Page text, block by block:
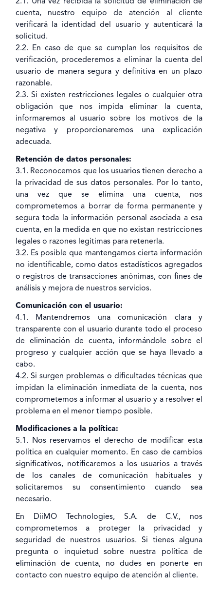
cuenta, nuestro equipo de atención al cliente
verificará la identidad del usuario y autenticará la
solicitud.
2.2. En caso de que se cumplan los requisitos de
verificación, procederemos a eliminar la cuenta del
usuario de manera segura y definitiva en un plazo
razonable.
2.3. Si existen restricciones legales o cualquier otra
obligación que nos impida eliminar la cuenta,
informaremos al usuario sobre los motivos de la
negativa y proporcionaremos una explicación
adecuada.
Retención de datos personales:
3.1. Reconocemos que los usuarios tienen derecho a
la privacidad de sus datos personales. Por lo tanto,
una vez que se elimina una cuenta, nos
comprometemos a borrar de forma permanente y
segura toda la información personal asociada a esa
cuenta, en la medida en que no existan restricciones
legales o razones legítimas para retenerla.
3.2. Es posible que mantengamos cierta información
no identificable, como datos estadísticos agregados
o registros de transacciones anónimas, con fines de
análisis y mejora de nuestros servicios.
Comunicación con el usuario:
4.1. Mantendremos una comunicación clara y
transparente con el usuario durante todo el proceso
de eliminación de cuenta, informándole sobre el
progreso y cualquier acción que se haya llevado a
cabo.
4.2. Si surgen problemas o dificultades técnicas que
impidan la eliminación inmediata de la cuenta, nos
comprometemos a informar al usuario y a resolver el
problema en el menor tiempo posible.
Modificaciones a la política:
5.1. Nos reservamos el derecho de modificar esta
política en cualquier momento. En caso de cambios
significativos, notificaremos a los usuarios a través
de los canales de comunicación habituales y
solicitaremos su consentimiento cuando sea
necesario.
En DiiMO Technologies, S.A. de C.V., nos
comprometemos a proteger la privacidad y
seguridad de nuestros usuarios. Si tienes alguna
pregunta o inquietud sobre nuestra política de
eliminación de cuenta, no dudes en ponerte en
contacto con nuestro equipo de atención al cliente.